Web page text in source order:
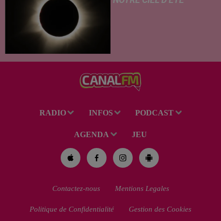
RADIO INFOS PODCAST
AGENDA JEU
Contactez-nous Mentions Legales
Politique de Confidentialité Gestion des Cookies